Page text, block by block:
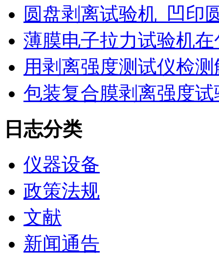
圆盘剥离试验机_凹印
薄膜电子拉力试验机
用剥离强度测试仪检
包装复合膜剥离强度
日志分类
仪器设备
政策法规
文献
新闻通告